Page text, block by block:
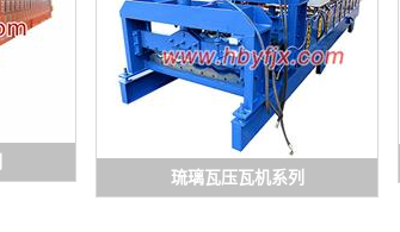
琉璃瓦压瓦机系列